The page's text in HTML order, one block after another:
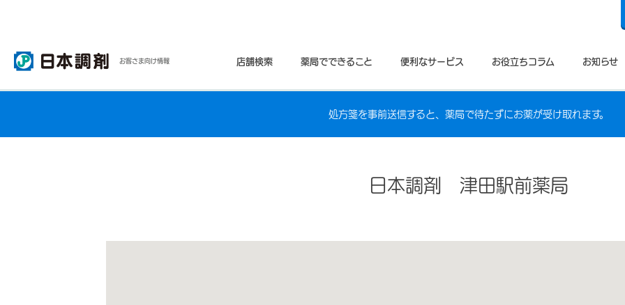
お客さま向け情報 店舗検索 薬局でできること 便利なサービス お役立ちコラム お知らせ
処方箋を事前送信すると、薬局で待たずにお薬が受け取れます。
日本調剤 津田駅前薬局